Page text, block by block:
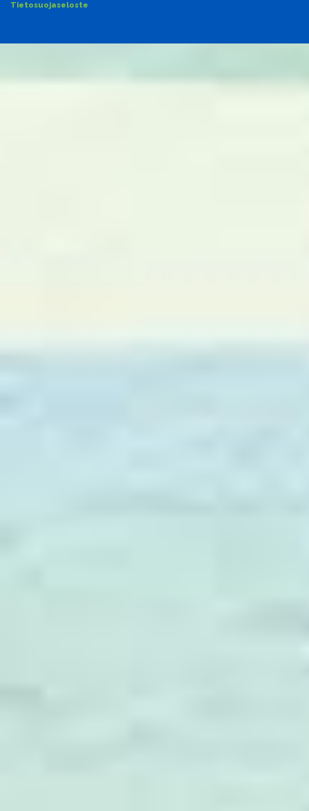
Tietosuojaseloste